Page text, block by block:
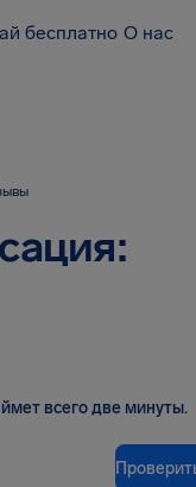
бесплатно О нас
всего две минуты.